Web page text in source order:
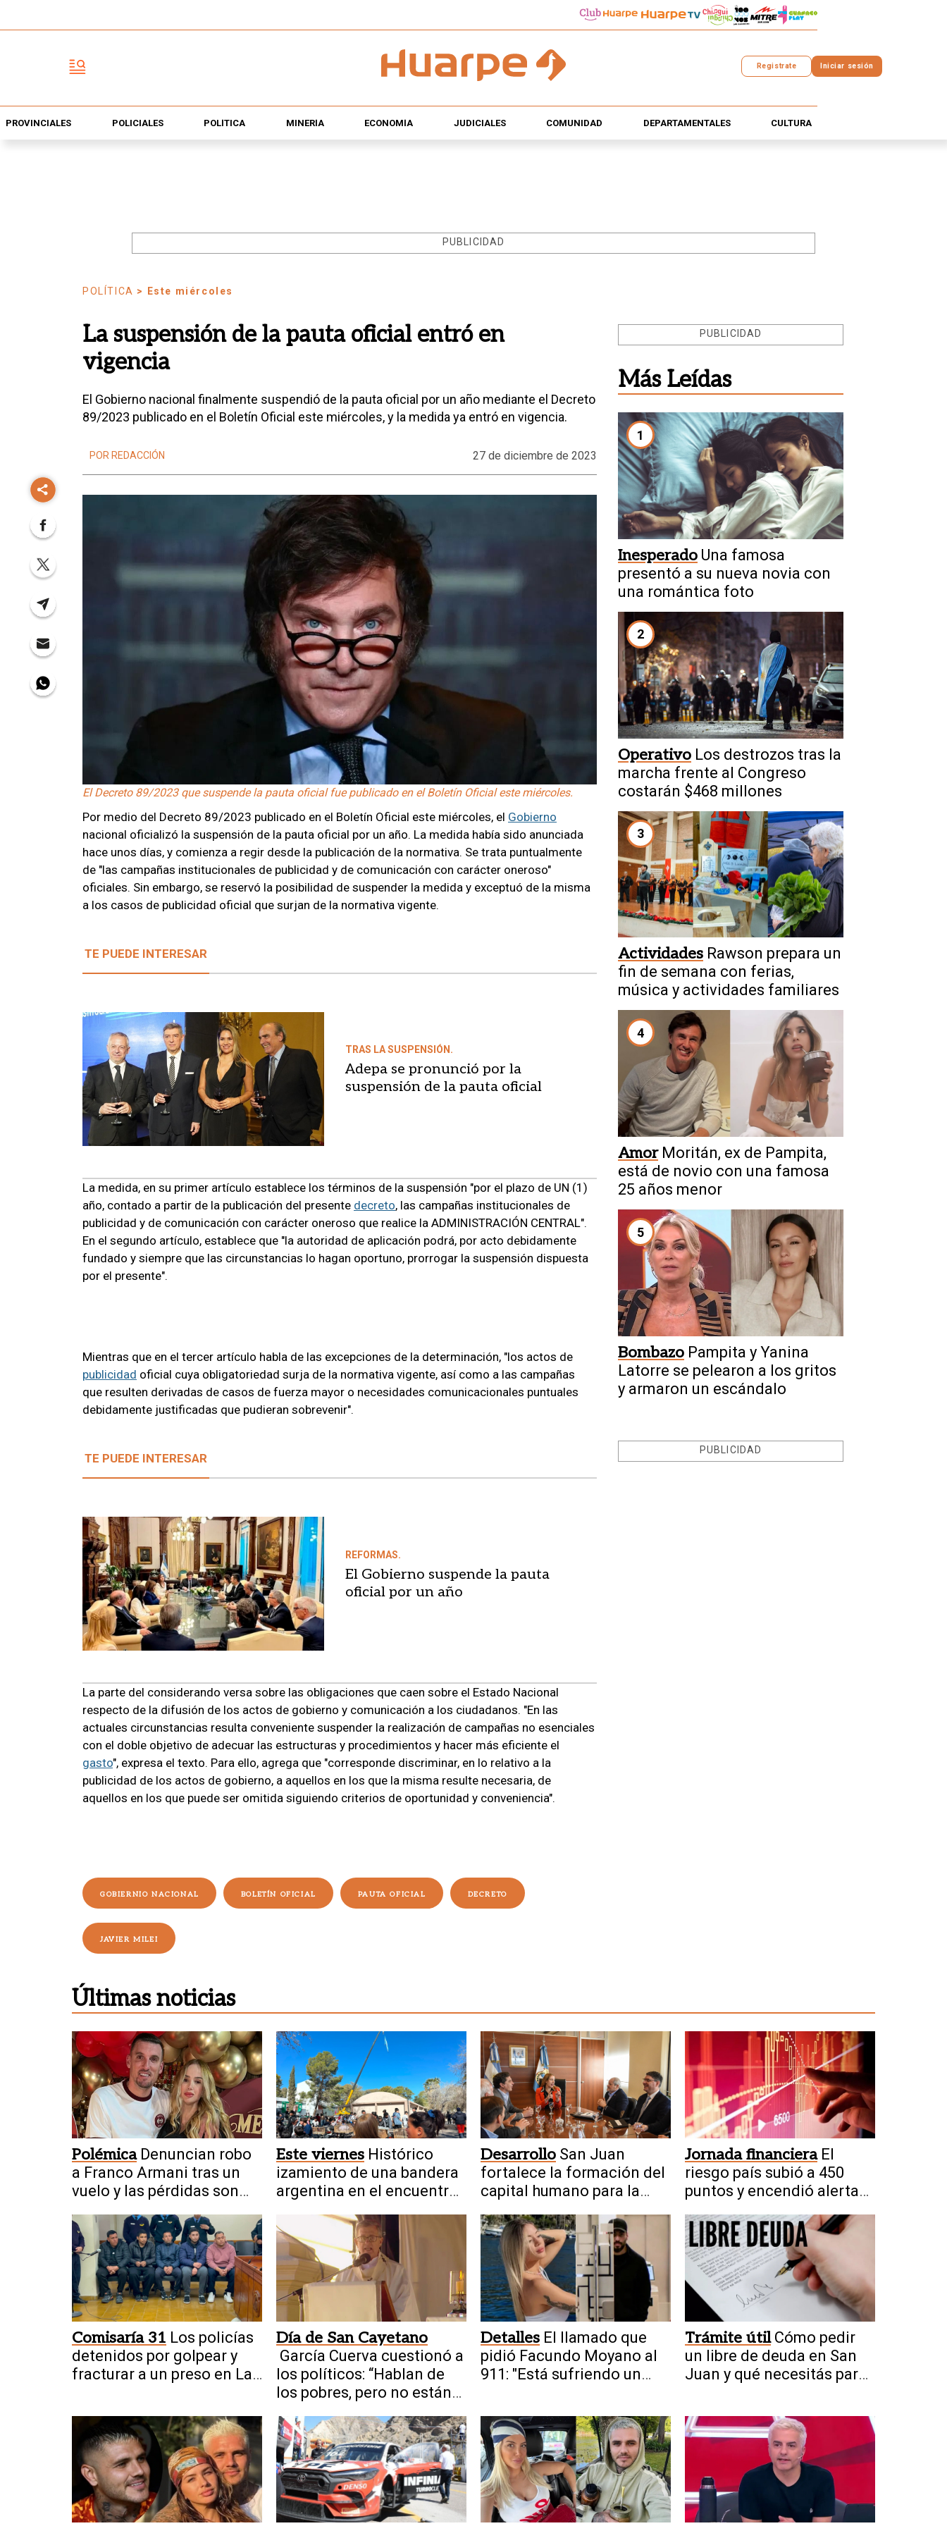
Registrate Iniciar sesión
PROVINCIALES POLICIALES POLÍTICA MINERÍA ECONOMÍA JUDICIALES COMUNIDAD DEPARTAMENTALES CULTURA
PUBLICIDAD
POLÍTICA > Este miércoles
La suspensión de la pauta oficial entró en
vigencia
El Gobierno nacional finalmente suspendió de la pauta oficial por un año mediante el Decreto
89/2023 publicado en el Boletín Oficial este miércoles, y la medida ya entró en vigencia.
POR REDACCIÓN 27 de diciembre de 2023
El Decreto 89/2023 que suspende la pauta oficial fue publicado en el Boletín Oficial este miércoles.
Por medio del Decreto 89/2023 publicado en el Boletín Oficial este miércoles, el Gobierno
nacional oficializó la suspensión de la pauta oficial por un año. La medida había sido anunciada
hace unos días, y comienza a regir desde la publicación de la normativa. Se trata puntualmente
de "las campañas institucionales de publicidad y de comunicación con carácter oneroso"
oficiales. Sin embargo, se reservó la posibilidad de suspender la medida y exceptuó de la misma
a los casos de publicidad oficial que surjan de la normativa vigente.
TE PUEDE INTERESAR
TRAS LA SUSPENSIÓN.
Adepa se pronunció por la
suspensión de la pauta oficial
La medida, en su primer artículo establece los términos de la suspensión "por el plazo de UN (1)
año, contado a partir de la publicación del presente decreto, las campañas institucionales de
publicidad y de comunicación con carácter oneroso que realice la ADMINISTRACIÓN CENTRAL".
En el segundo artículo, establece que "la autoridad de aplicación podrá, por acto debidamente
fundado y siempre que las circunstancias lo hagan oportuno, prorrogar la suspensión dispuesta
por el presente".
Mientras que en el tercer artículo habla de las excepciones de la determinación, "los actos de
publicidad oficial cuya obligatoriedad surja de la normativa vigente, así como a las campañas
que resulten derivadas de casos de fuerza mayor o necesidades comunicacionales puntuales
debidamente justificadas que pudieran sobrevenir".
TE PUEDE INTERESAR
REFORMAS.
El Gobierno suspende la pauta
oficial por un año
La parte del considerando versa sobre las obligaciones que caen sobre el Estado Nacional
respecto de la difusión de los actos de gobierno y comunicación a los ciudadanos. "En las
actuales circunstancias resulta conveniente suspender la realización de campañas no esenciales
con el doble objetivo de adecuar las estructuras y procedimientos y hacer más eficiente el
gasto", expresa el texto. Para ello, agrega que "corresponde discriminar, en lo relativo a la
publicidad de los actos de gobierno, a aquellos en los que la misma resulte necesaria, de
aquellos en los que puede ser omitida siguiendo criterios de oportunidad y conveniencia".
GOBIERNIO NACIONAL BOLETÍN OFICIAL PAUTA OFICIAL DECRETO
JAVIER MILEI
PUBLICIDAD
Más Leídas
1
Inesperado Una famosa
presentó a su nueva novia con
una romántica foto
2
Operativo Los destrozos tras la
marcha frente al Congreso
costarán $468 millones
3
Actividades Rawson prepara un
fin de semana con ferias,
música y actividades familiares
4
Amor Moritán, ex de Pampita,
está de novio con una famosa
25 años menor
5
Bombazo Pampita y Yanina
Latorre se pelearon a los gritos
y armaron un escándalo
PUBLICIDAD
Últimas noticias
Polémica Denuncian robo
a Franco Armani tras un
vuelo y las pérdidas son
Este viernes Histórico
izamiento de una bandera
argentina en el encuentro
Desarrollo San Juan
fortalece la formación del
capital humano para la
Jornada financiera El
riesgo país subió a 450
puntos y encendió alertas
Comisaría 31 Los policías
detenidos por golpear y
fracturar a un preso en Las
Día de San Cayetano
García Cuerva cuestionó a
los políticos: “Hablan de
los pobres, pero no están
Detalles El llamado que
pidió Facundo Moyano al
911: "Está sufriendo un
Trámite útil Cómo pedir
un libre de deuda en San
Juan y qué necesitás para